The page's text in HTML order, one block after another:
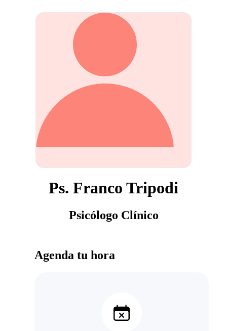
Ps. Franco Tripodi
Psicólogo Clínico
Agenda tu hora